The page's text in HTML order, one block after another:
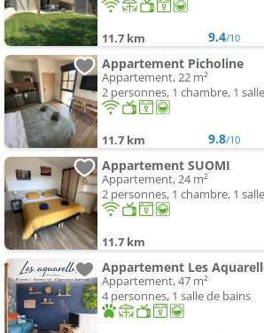
11.7 km 9.4/10
Appartement Picholine
Appartement, 22 m²
2 personnes, 1 chambre, 1
11.7 km 9.8/10
Appartement SUOMI
Appartement, 24 m²
2 personnes, 1 chambre, 1
11.7 km
Appartement Les
Appartement, 47 m²
4 personnes, 1 salle de bains